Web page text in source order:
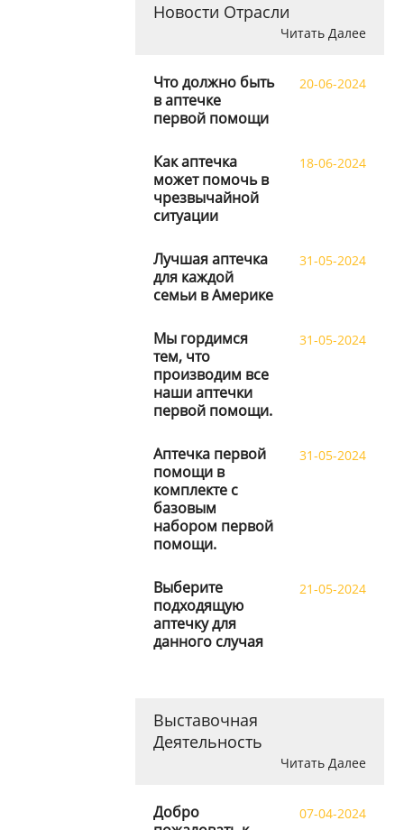
Новости Отрасли
Читать Далее
Что должно быть
в аптечке
первой помощи
20-06-2024
Как аптечка
может помочь в
чрезвычайной
ситуации
18-06-2024
Лучшая аптечка
для каждой
семьи в Америке
31-05-2024
Мы гордимся
тем, что
производим все
наши аптечки
первой помощи.
31-05-2024
Аптечка первой
помощи в
комплекте с
базовым
набором первой
помощи.
31-05-2024
Выберите
подходящую
аптечку для
данного случая
21-05-2024
Выставочная
Деятельность
Читать Далее
Добро
07-04-2024